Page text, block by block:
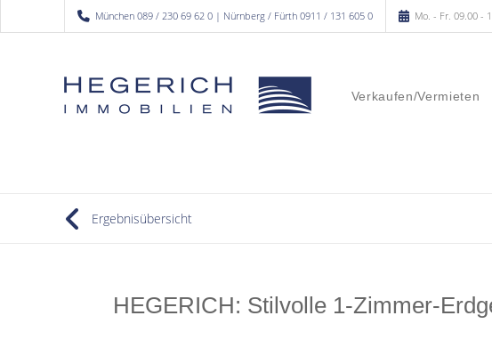
München 089 / 230 69 62 0 | Nürnberg / Fürth 0911 / 131 605 0 Mo. - Fr. 09.00 -
Verkaufen/Vermieten
Ergebnisübersicht
HEGERICH: Stilvolle 1-Zimmer-